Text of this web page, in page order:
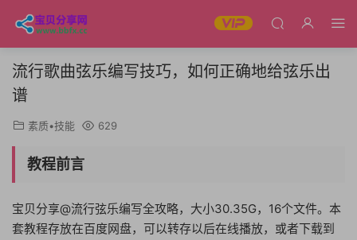
流行歌曲弦乐编写技巧，如何正确地给弦乐出
谱
素质•技能 629
教程前言
宝贝分享@流行弦乐编写全攻略，大小30.35G，16个文件。本
套教程存放在百度网盘，可以转存以后在线播放，或者下载到